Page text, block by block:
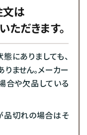
文は
だきます。
にありましても、
ません。メーカー
合や欠品している
切れの場合はそ